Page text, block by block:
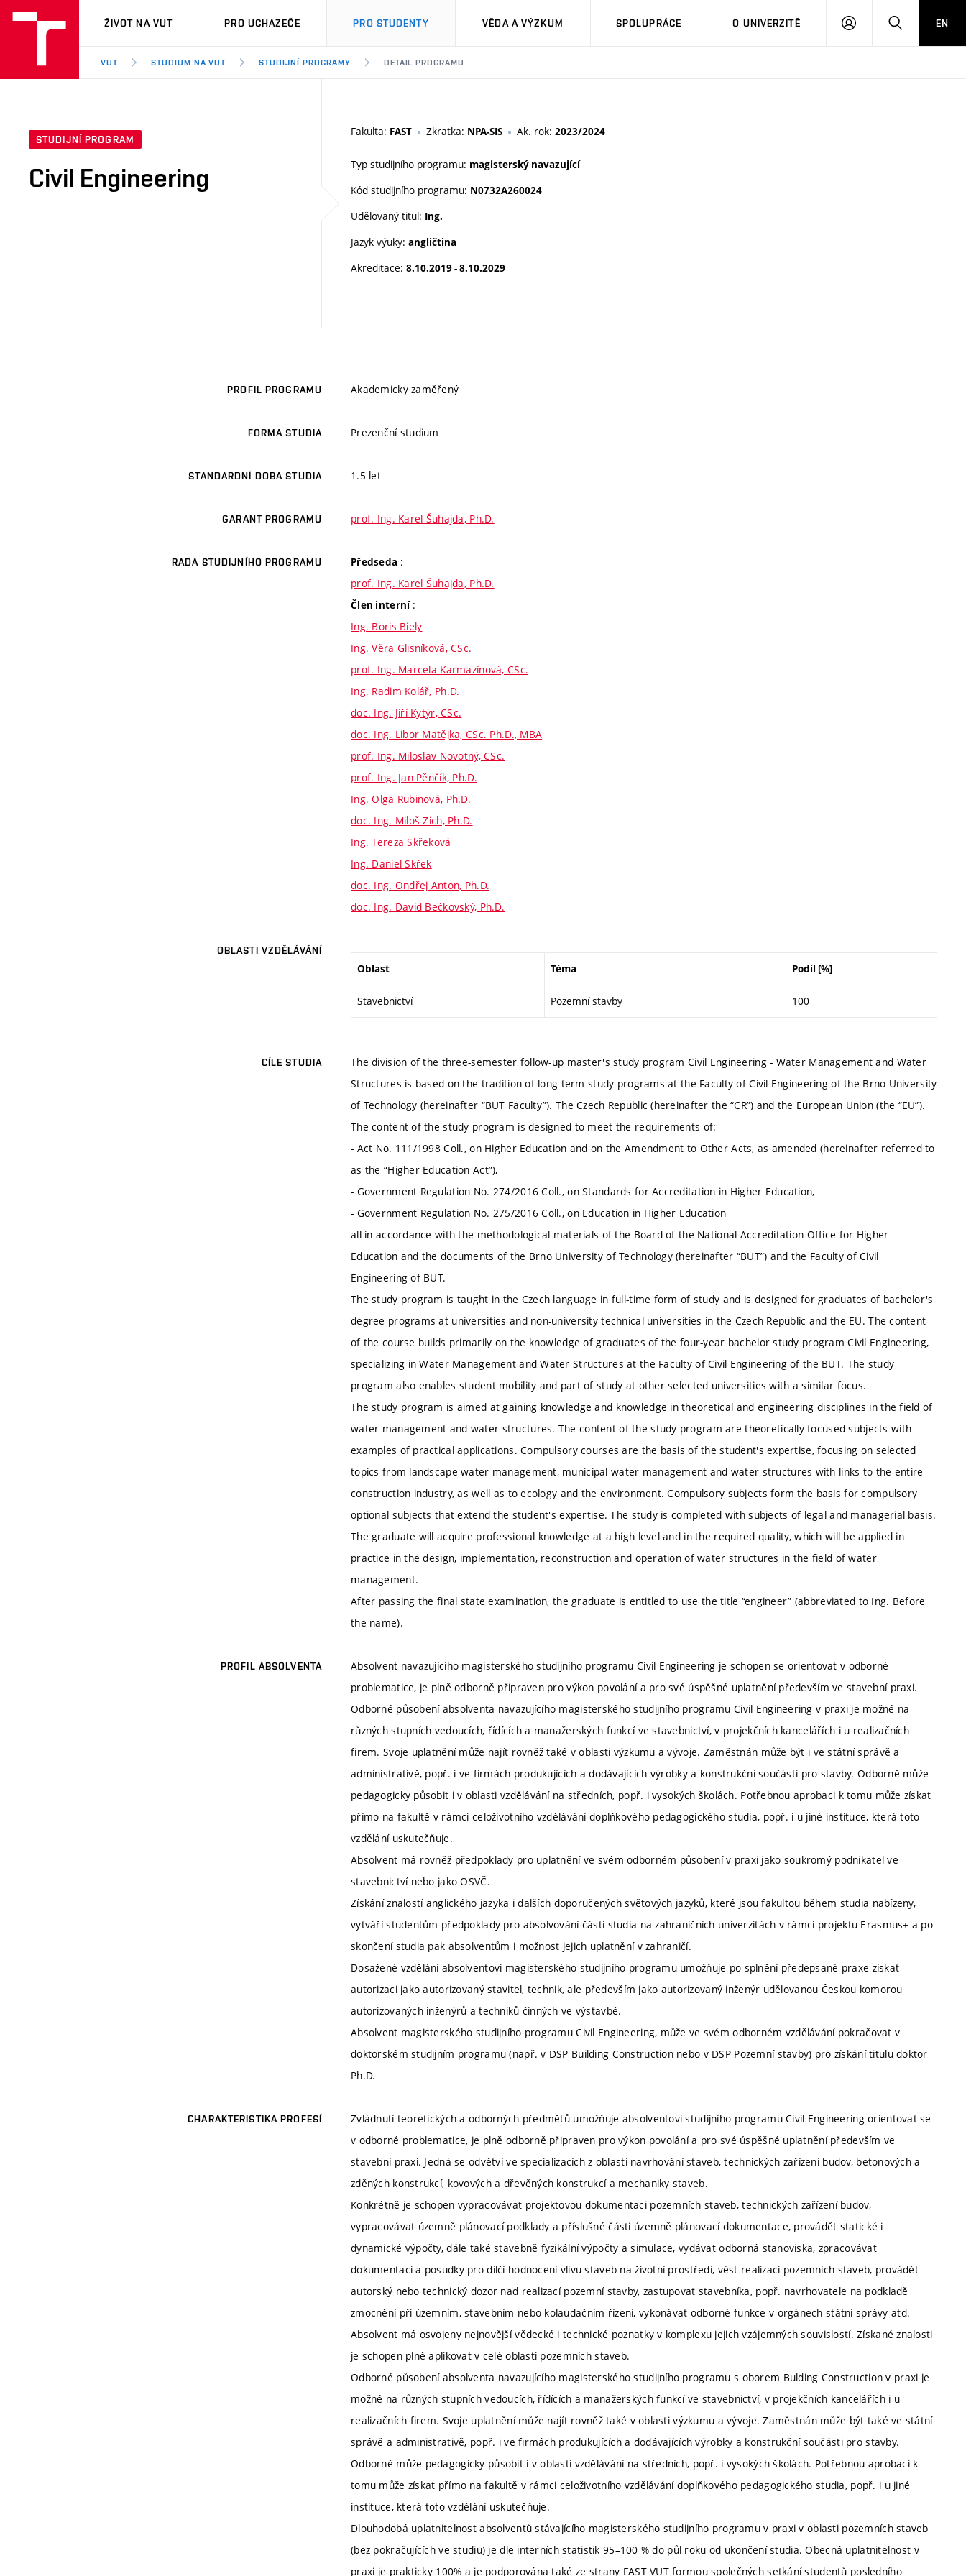
VUT
ŽIVOT NA VUT PRO UCHAZEČE PRO STUDENTY VĚDA A VÝZKUM SPOLUPRÁCE O UNIVERZITĚ
PŘIHLÁSIT HLEDATEN
VUT STUDIUM NA VUT STUDIJNÍ PROGRAMY DETAIL PROGRAMU
STUDIJNÍ PROGRAM
Civil Engineering
Fakulta: FAST Zkratka: NPA-SIS Ak. rok: 2023/2024
Typ studijního programu: magisterský navazující
Kód studijního programu: N0732A260024
Udělovaný titul: Ing.
Jazyk výuky: angličtina
Akreditace: 8.10.2019 - 8.10.2029
PROFIL PROGRAMU Akademicky zaměřený
FORMA STUDIA Prezenční studium
STANDARDNÍ DOBA STUDIA 1.5 let
GARANT PROGRAMU prof. Ing. Karel Šuhajda, Ph.D.
RADA STUDIJNÍHO PROGRAMU Předseda :
prof. Ing. Karel Šuhajda, Ph.D.
Člen interní :
Ing. Boris Biely
Ing. Věra Glisníková, CSc.
prof. Ing. Marcela Karmazínová, CSc.
Ing. Radim Kolář, Ph.D.
doc. Ing. Jiří Kytýr, CSc.
doc. Ing. Libor Matějka, CSc. Ph.D., MBA
prof. Ing. Miloslav Novotný, CSc.
prof. Ing. Jan Pěnčík, Ph.D.
Ing. Olga Rubinová, Ph.D.
doc. Ing. Miloš Zich, Ph.D.
Ing. Tereza Skřeková
Ing. Daniel Skřek
doc. Ing. Ondřej Anton, Ph.D.
doc. Ing. David Bečkovský, Ph.D.
OBLASTI VZDĚLÁVÁNÍ
Oblast Téma Podíl [%]
Stavebnictví Pozemní stavby 100
CÍLE STUDIA
The division of the three-semester follow-up master's study program Civil Engineering - Water Management and Water
Structures is based on the tradition of long-term study programs at the Faculty of Civil Engineering of the Brno University
of Technology (hereinafter “BUT Faculty”). The Czech Republic (hereinafter the “CR”) and the European Union (the “EU”).
The content of the study program is designed to meet the requirements of:
- Act No. 111/1998 Coll., on Higher Education and on the Amendment to Other Acts, as amended (hereinafter referred to
as the “Higher Education Act”),
- Government Regulation No. 274/2016 Coll., on Standards for Accreditation in Higher Education,
- Government Regulation No. 275/2016 Coll., on Education in Higher Education
all in accordance with the methodological materials of the Board of the National Accreditation Office for Higher
Education and the documents of the Brno University of Technology (hereinafter “BUT”) and the Faculty of Civil
Engineering of BUT.
The study program is taught in the Czech language in full-time form of study and is designed for graduates of bachelor's
degree programs at universities and non-university technical universities in the Czech Republic and the EU. The content
of the course builds primarily on the knowledge of graduates of the four-year bachelor study program Civil Engineering,
specializing in Water Management and Water Structures at the Faculty of Civil Engineering of the BUT. The study
program also enables student mobility and part of study at other selected universities with a similar focus.
The study program is aimed at gaining knowledge and knowledge in theoretical and engineering disciplines in the field of
water management and water structures. The content of the study program are theoretically focused subjects with
examples of practical applications. Compulsory courses are the basis of the student's expertise, focusing on selected
topics from landscape water management, municipal water management and water structures with links to the entire
construction industry, as well as to ecology and the environment. Compulsory subjects form the basis for compulsory
optional subjects that extend the student's expertise. The study is completed with subjects of legal and managerial basis.
The graduate will acquire professional knowledge at a high level and in the required quality, which will be applied in
practice in the design, implementation, reconstruction and operation of water structures in the field of water
management.
After passing the final state examination, the graduate is entitled to use the title “engineer” (abbreviated to Ing. Before
the name).
PROFIL ABSOLVENTA
Absolvent navazujícího magisterského studijního programu Civil Engineering je schopen se orientovat v odborné
problematice, je plně odborně připraven pro výkon povolání a pro své úspěšné uplatnění především ve stavební praxi.
Odborné působení absolventa navazujícího magisterského studijního programu Civil Engineering v praxi je možné na
různých stupních vedoucích, řídících a manažerských funkcí ve stavebnictví, v projekčních kancelářích i u realizačních
firem. Svoje uplatnění může najít rovněž také v oblasti výzkumu a vývoje. Zaměstnán může být i ve státní správě a
administrativě, popř. i ve firmách produkujících a dodávajících výrobky a konstrukční součásti pro stavby. Odborně může
pedagogicky působit i v oblasti vzdělávání na středních, popř. i vysokých školách. Potřebnou aprobaci k tomu může získat
přímo na fakultě v rámci celoživotního vzdělávání doplňkového pedagogického studia, popř. i u jiné instituce, která toto
vzdělání uskutečňuje.
Absolvent má rovněž předpoklady pro uplatnění ve svém odborném působení v praxi jako soukromý podnikatel ve
stavebnictví nebo jako OSVČ.
Získání znalostí anglického jazyka i dalších doporučených světových jazyků, které jsou fakultou během studia nabízeny,
vytváří studentům předpoklady pro absolvování části studia na zahraničních univerzitách v rámci projektu Erasmus+ a po
skončení studia pak absolventům i možnost jejich uplatnění v zahraničí.
Dosažené vzdělání absolventovi magisterského studijního programu umožňuje po splnění předepsané praxe získat
autorizaci jako autorizovaný stavitel, technik, ale především jako autorizovaný inženýr udělovanou Českou komorou
autorizovaných inženýrů a techniků činných ve výstavbě.
Absolvent magisterského studijního programu Civil Engineering, může ve svém odborném vzdělávání pokračovat v
doktorském studijním programu (např. v DSP Building Construction nebo v DSP Pozemní stavby) pro získání titulu doktor
Ph.D.
CHARAKTERISTIKA PROFESÍ
Zvládnutí teoretických a odborných předmětů umožňuje absolventovi studijního programu Civil Engineering orientovat se
v odborné problematice, je plně odborně připraven pro výkon povolání a pro své úspěšné uplatnění především ve
stavební praxi. Jedná se odvětví ve specializacích z oblastí navrhování staveb, technických zařízení budov, betonových a
zděných konstrukcí, kovových a dřevěných konstrukcí a mechaniky staveb.
Konkrétně je schopen vypracovávat projektovou dokumentaci pozemních staveb, technických zařízení budov,
vypracovávat územně plánovací podklady a příslušné části územně plánovací dokumentace, provádět statické i
dynamické výpočty, dále také stavebně fyzikální výpočty a simulace, vydávat odborná stanoviska, zpracovávat
dokumentaci a posudky pro dílčí hodnocení vlivu staveb na životní prostředí, vést realizaci pozemních staveb, provádět
autorský nebo technický dozor nad realizací pozemní stavby, zastupovat stavebníka, popř. navrhovatele na podkladě
zmocnění při územním, stavebním nebo kolaudačním řízení, vykonávat odborné funkce v orgánech státní správy atd.
Absolvent má osvojeny nejnovější vědecké i technické poznatky v komplexu jejich vzájemných souvislostí. Získané znalosti
je schopen plně aplikovat v celé oblasti pozemních staveb.
Odborné působení absolventa navazujícího magisterského studijního programu s oborem Bulding Construction v praxi je
možné na různých stupních vedoucích, řídících a manažerských funkcí ve stavebnictví, v projekčních kancelářích i u
realizačních firem. Svoje uplatnění může najít rovněž také v oblasti výzkumu a vývoje. Zaměstnán může být také ve státní
správě a administrativě, popř. i ve firmách produkujících a dodávajících výrobky a konstrukční součásti pro stavby.
Odborně může pedagogicky působit i v oblasti vzdělávání na středních, popř. i vysokých školách. Potřebnou aprobaci k
tomu může získat přímo na fakultě v rámci celoživotního vzdělávání doplňkového pedagogického studia, popř. i u jiné
instituce, která toto vzdělání uskutečňuje.
Dlouhodobá uplatnitelnost absolventů stávajícího magisterského studijního programu v praxi v oblasti pozemních staveb
(bez pokračujících ve studiu) je dle interních statistik 95–100 % do půl roku od ukončení studia. Obecná uplatnitelnost v
praxi je prakticky 100% a je podporována také ze strany FAST VUT formou společných setkání studentů posledního